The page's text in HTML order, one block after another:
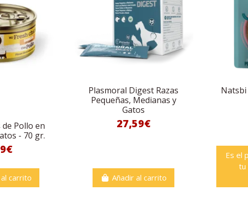
Pollo en
- 70 gr.
carrito
Plasmoral Digest Razas
Pequeñas, Medianas y
Gatos
27,59€
Añadir al carrito
Natsbi
Es el
tu